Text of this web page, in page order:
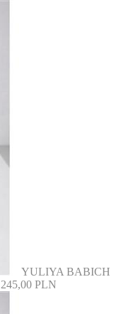
YULIYA BABICH
245,00 PLN